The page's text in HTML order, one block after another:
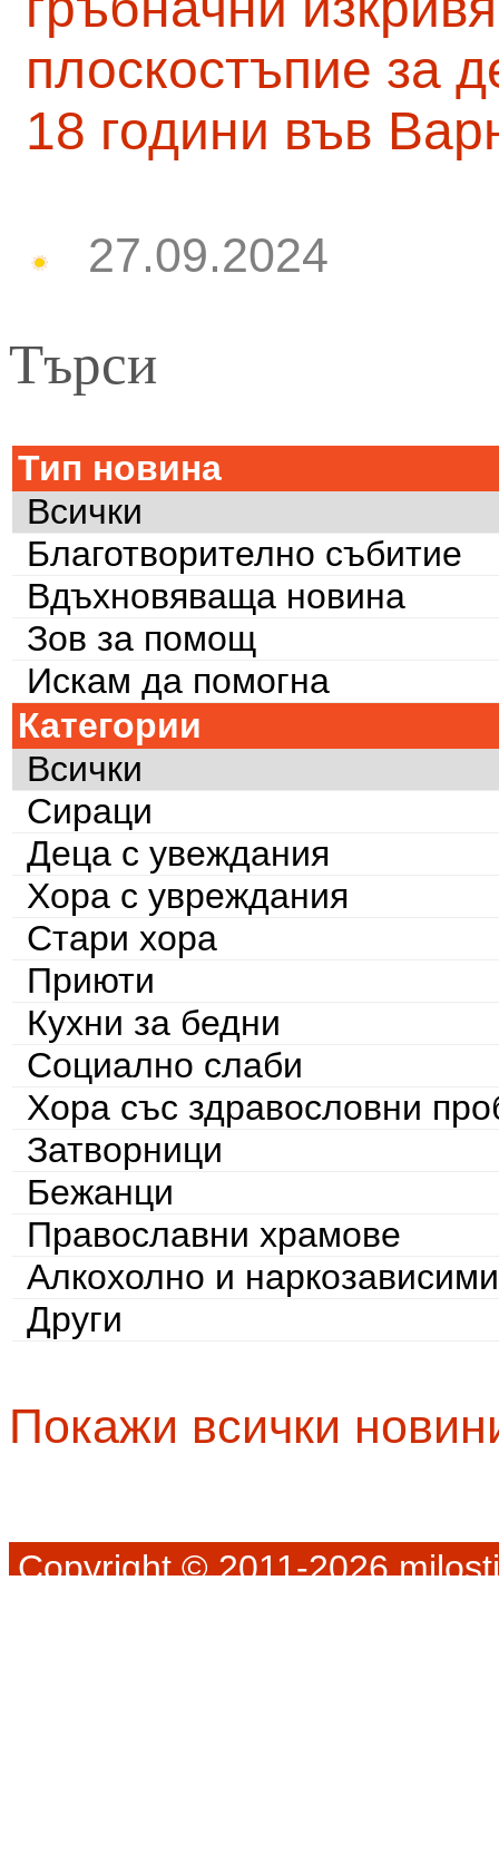
плоскостъпие за
18 години във
27.09.2024
Търси
Тип новина
Всички
Благотворително събитие
Вдъхновяваща новина
Зов за помощ
Искам да помогна
Категории
Всички
Сираци
Деца с увеждания
Хора с увреждания
Стари хора
Приюти
Кухни за бедни
Социално слаби
Хора със здравословни
Затворници
Бежанци
Православни храмове
Алкохолно и наркозависими
Други
Покажи всички
Copyright © 2011-2026